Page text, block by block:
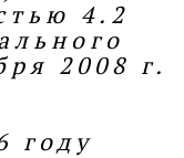
4.2
2008 г.
году